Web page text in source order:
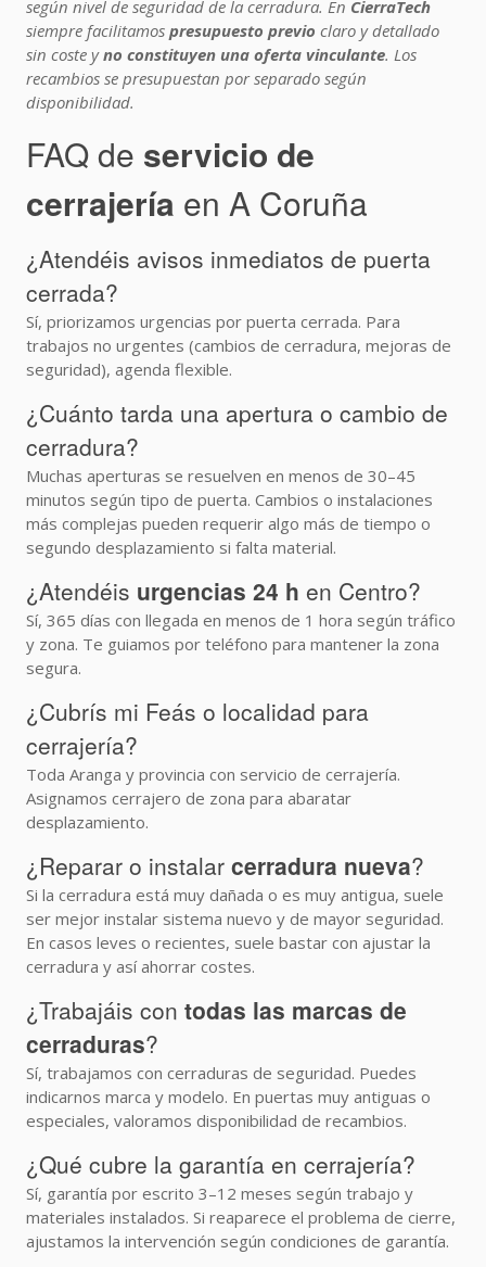
según nivel de seguridad de la cerradura. En CierraTech
siempre facilitamos presupuesto previo claro y detallado
sin coste yno constituyen una oferta vinculante. Los
recambios se presupuestan por separado según
disponibilidad.
FAQ de servicio de
cerrajería en A Coruña
¿Atendéis avisos inmediatos de puerta
cerrada?
Sí, priorizamos urgencias por puerta cerrada. Para
trabajos no urgentes (cambios de cerradura, mejoras de
seguridad), agenda flexible.
¿Cuánto tarda una apertura o cambio de
cerradura?
Muchas aperturas se resuelven en menos de 30–45
minutos según tipo de puerta. Cambios o instalaciones
más complejas pueden requerir algo más de tiempo o
segundo desplazamiento si falta material.
¿Atendéis urgencias 24 h en Centro?
Sí, 365 días con llegada en menos de 1 hora según tráfico
y zona. Te guiamos por teléfono para mantener la zona
segura.
¿Cubrís mi Feás o localidad para
cerrajería?
Toda Aranga y provincia con servicio de cerrajería.
Asignamos cerrajero de zona para abaratar
desplazamiento.
¿Reparar o instalar cerradura nueva?
Si la cerradura está muy dañada o es muy antigua, suele
ser mejor instalar sistema nuevo y de mayor seguridad.
En casos leves o recientes, suele bastar con ajustar la
cerradura y así ahorrar costes.
¿Trabajáis con todas las marcas de
cerraduras?
Sí, trabajamos con cerraduras de seguridad. Puedes
indicarnos marca y modelo. En puertas muy antiguas o
especiales, valoramos disponibilidad de recambios.
¿Qué cubre la garantía en cerrajería?
Sí, garantía por escrito 3–12 meses según trabajo y
materiales instalados. Si reaparece el problema de cierre,
ajustamos la intervención según condiciones de garantía.